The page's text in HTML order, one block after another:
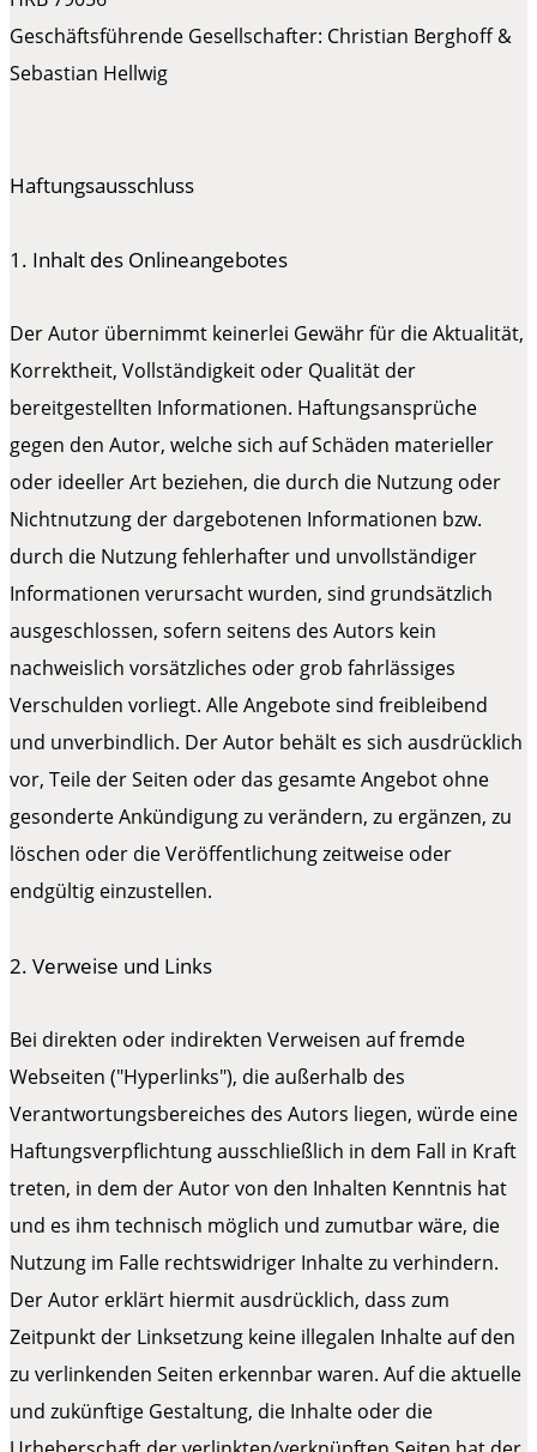
Geschäftsführende Gesellschafter: Christian Berghoff &
Sebastian Hellwig
Haftungsausschluss
1. Inhalt des Onlineangebotes
Der Autor übernimmt keinerlei Gewähr für die Aktualität,
Korrektheit, Vollständigkeit oder Qualität der
bereitgestellten Informationen. Haftungsansprüche
gegen den Autor, welche sich auf Schäden materieller
oder ideeller Art beziehen, die durch die Nutzung oder
Nichtnutzung der dargebotenen Informationen bzw.
durch die Nutzung fehlerhafter und unvollständiger
Informationen verursacht wurden, sind grundsätzlich
ausgeschlossen, sofern seitens des Autors kein
nachweislich vorsätzliches oder grob fahrlässiges
Verschulden vorliegt. Alle Angebote sind freibleibend
und unverbindlich. Der Autor behält es sich ausdrücklich
vor, Teile der Seiten oder das gesamte Angebot ohne
gesonderte Ankündigung zu verändern, zu ergänzen, zu
löschen oder die Veröffentlichung zeitweise oder
endgültig einzustellen.
2. Verweise und Links
Bei direkten oder indirekten Verweisen auf fremde
Webseiten ("Hyperlinks"), die außerhalb des
Verantwortungsbereiches des Autors liegen, würde eine
Haftungsverpflichtung ausschließlich in dem Fall in Kraft
treten, in dem der Autor von den Inhalten Kenntnis hat
und es ihm technisch möglich und zumutbar wäre, die
Nutzung im Falle rechtswidriger Inhalte zu verhindern.
Der Autor erklärt hiermit ausdrücklich, dass zum
Zeitpunkt der Linksetzung keine illegalen Inhalte auf den
zu verlinkenden Seiten erkennbar waren. Auf die aktuelle
und zukünftige Gestaltung, die Inhalte oder die